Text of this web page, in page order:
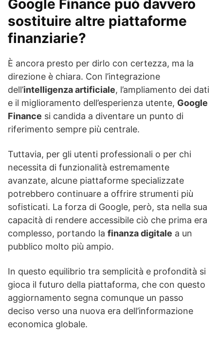
Google Finance può davvero
sostituire altre piattaforme
finanziarie?
È ancora presto per dirlo con certezza, ma la
direzione è chiara. Con l’integrazione
dell’intelligenza artificiale, l’ampliamento dei dati
e il miglioramento dell’esperienza utente, Google
Finance si candida a diventare un punto di
riferimento sempre più centrale.
Tuttavia, per gli utenti professionali o per chi
necessita di funzionalità estremamente
avanzate, alcune piattaforme specializzate
potrebbero continuare a offrire strumenti più
sofisticati. La forza di Google, però, sta nella sua
capacità di rendere accessibile ciò che prima era
complesso, portando la finanza digitale a un
pubblico molto più ampio.
In questo equilibrio tra semplicità e profondità si
gioca il futuro della piattaforma, che con questo
aggiornamento segna comunque un passo
deciso verso una nuova era dell’informazione
economica globale.